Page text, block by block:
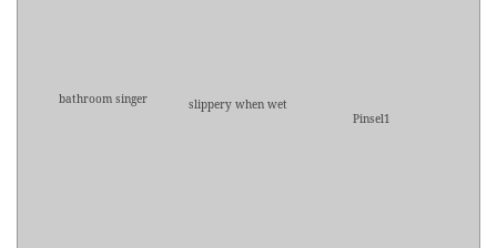
bathroom singer
slippery when wet
Pinsel1